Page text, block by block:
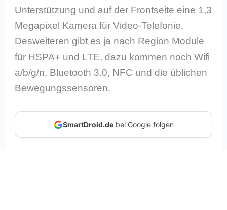
Unterstützung und auf der Frontseite eine 1,3
Megapixel Kamera für Video-Telefonie.
Desweiteren gibt es ja nach Region Module
für HSPA+ und LTE, dazu kommen noch Wifi
a/b/g/n, Bluetooth 3.0, NFC und die üblichen
Bewegungssensoren.
SmartDroid.debei Google folgen